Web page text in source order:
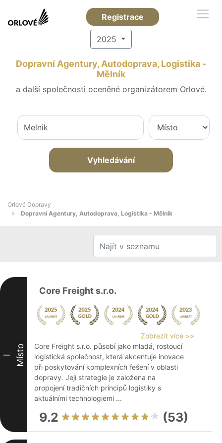
Registrace
2025
Dopravní Agentury, Autodoprava, Logistika -
Mělník
a další společnosti oceněné organizátorem Orlové.
Vyhledávání
Orlové Dopravy
Dopravní Agentury, Autodoprava, Logistika - Mělník
I Místo
Core Freight s.r.o.
Zobrazit více >>
Core Freight s.r.o. působí jako mladá, rostoucí
logistická společnost, která akcentuje inovace
při poskytování komplexních řešení v oblasti
dopravy. Její strategie je založena na
propojení tradičních principů logistiky s
aktuálními technologiemi ...
9.2 (53)